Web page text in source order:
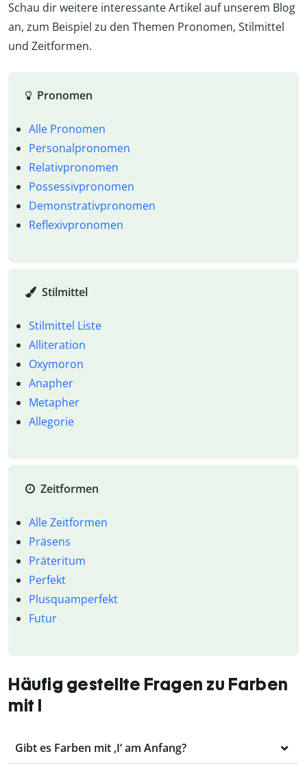
Schau dir weitere interessante Artikel auf unserem Blog
an, zum Beispiel zu den Themen Pronomen, Stilmittel
und Zeitformen.
Pronomen
Alle Pronomen
Personalpronomen
Relativpronomen
Possessivpronomen
Demonstrativpronomen
Reflexivpronomen
Stilmittel
Stilmittel Liste
Alliteration
Oxymoron
Anapher
Metapher
Allegorie
Zeitformen
Alle Zeitformen
Präsens
Präteritum
Perfekt
Plusquamperfekt
Futur
Häufig gestellte Fragen zu Farben
mit I
Gibt es Farben mit ,I‘ am Anfang?